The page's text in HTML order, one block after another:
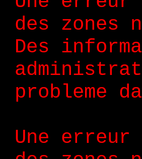
des zones
Des
probleme
Une